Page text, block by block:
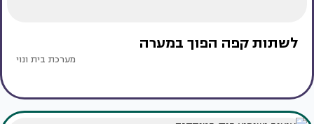
לשתות קפה הפוך במערה
מערכת בית ונוי